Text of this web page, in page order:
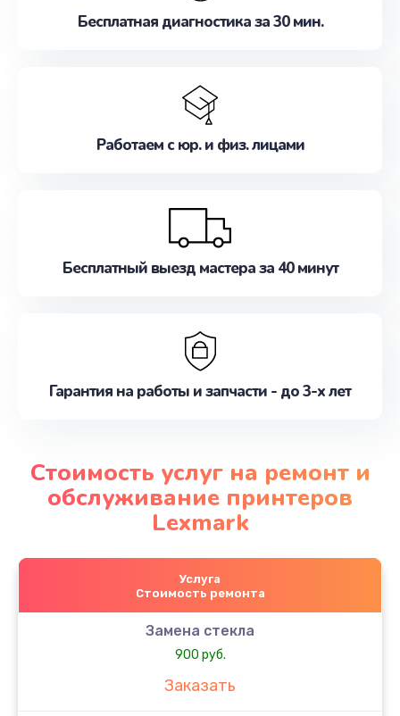
Бесплатная диагностика за 30 мин.
Работаем с юр. и физ. лицами
Бесплатный выезд мастера за 40 минут
Гарантия на работы и запчасти - до 3-х лет
Стоимость услуг на ремонт и
обслуживание принтеров
Lexmark
Услуга
Стоимость ремонта
Замена стекла
900 руб.
Заказать